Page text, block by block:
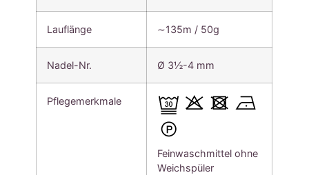
Lauflänge ∼135m / 50g
Nadel-Nr. Ø 3½-4 mm
Pflegemerkmale
Feinwaschmittel ohne
Weichspüler